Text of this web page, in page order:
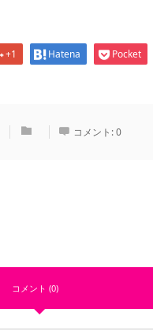
+1 Hatena Pocket
コメント:0
コメント (0)